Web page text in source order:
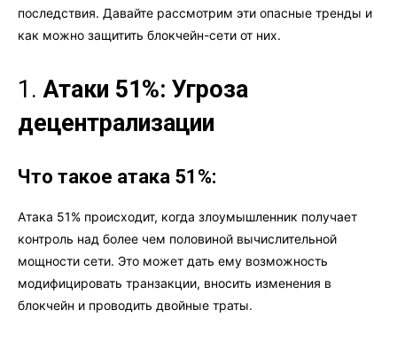
последствия. Давайте рассмотрим эти опасные тренды и
как можно защитить блокчейн-сети от них.
1.Атаки 51%: Угроза
децентрализации
Что такое атака 51%:
Атака 51% происходит, когда злоумышленник получает
контроль над более чем половиной вычислительной
мощности сети. Это может дать ему возможность
модифицировать транзакции, вносить изменения в
блокчейн и проводить двойные траты.